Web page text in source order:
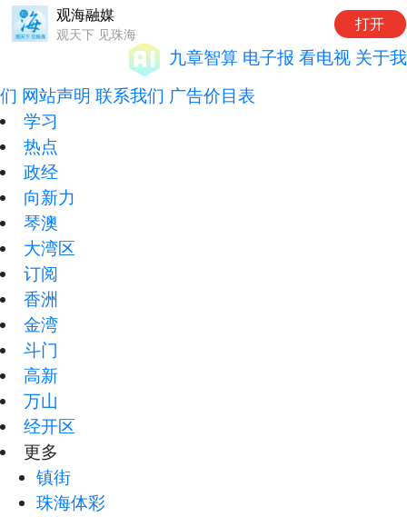
九章智算 电子报 看电视 关于我
们 网站声明 联系我们 广告价目表
学习
热点
政经
向新力
琴澳
大湾区
订阅
香洲
金湾
斗门
高新
万山
经开区
更多
镇街
珠海体彩
观海融媒
观天下 见珠海
打开